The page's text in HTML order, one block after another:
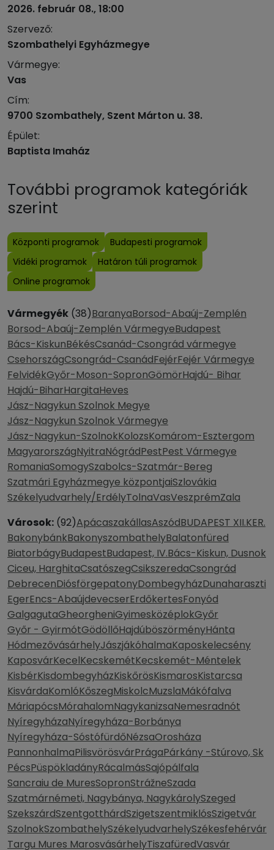
2026. február 08., 18:00
Szervező:
Szombathelyi Egyházmegye
Vármegye:
Vas
Cím:
9700 Szombathely, Szent Márton u. 38.
Épület:
Baptista Imaház
További programok kategóriák
szerint
Központi programok
Budapesti programok
Vidéki programok
Határon túli programok
Online programok
Vármegyék (38)BaranyaBorsod-Abaúj-Zemplén
Borsod-Abaúj-Zemplén VármegyeBudapest
Bács-KiskunBékésCsanád-Csongrád vármegye
CsehországCsongrád-CsanádFejérFejér Vármegye
FelvidékGyőr-Moson-SopronGömörHajdú- Bihar
Hajdú-BiharHargitaHeves
Jász-Nagykun Szolnok Megye
Jász-Nagykun Szolnok Vármegye
Jász-Nagykun-SzolnokKolozsKomárom-Esztergom
MagyarországNyitraNógrádPestPest Vármegye
RomaniaSomogySzabolcs-Szatmár-Bereg
Szatmári Egyházmegye központjaiSzlovákia
Székelyudvarhely/ErdélyTolnaVasVeszprémZala
Városok: (92)ApácaszakállasAszódBUDAPEST XII.KER.
BakonybánkBakonyszombathelyBalatonfüred
BiatorbágyBudapestBudapest, IV.Bács-Kiskun, Dusnok
Ciceu, HarghitaCsatószegCsikszeredaCsongrád
DebrecenDiósförgepatonyDombegyházDunaharaszti
EgerEncs-AbaújdevecserErdőkertesFonyód
GalgagutaGheorgheniGyimesközéplokGyőr
Győr - GyirmótGödöllőHajdúböszörményHánta
HódmezővásárhelyJászjákóhalmaKaposkelecsény
KaposvárKecelKecskemétKecskemét-Méntelek
KisbérKisdombegyházKiskőrösKismarosKistarcsa
KisvárdaKomlóKőszegMiskolcMuzslaMákófalva
MáriapócsMórahalomNagykanizsaNemesradnót
NyíregyházaNyíregyháza-Borbánya
Nyíregyháza-SóstófürdőNézsaOrosháza
PannonhalmaPilisvörösvárPrágaPárkány -Stúrovo, Sk
PécsPüspökladányRácalmásSajópálfala
Sancraiu de MuresSopronStrážneSzada
Szatmárnémeti, Nagybánya, NagykárolySzeged
SzekszárdSzentgotthárdSzigetszentmiklósSzigetvár
SzolnokSzombathelySzékelyudvarhelySzékesfehérvár
Targu Mures MarosvásárhelyTiszafüredVasvár